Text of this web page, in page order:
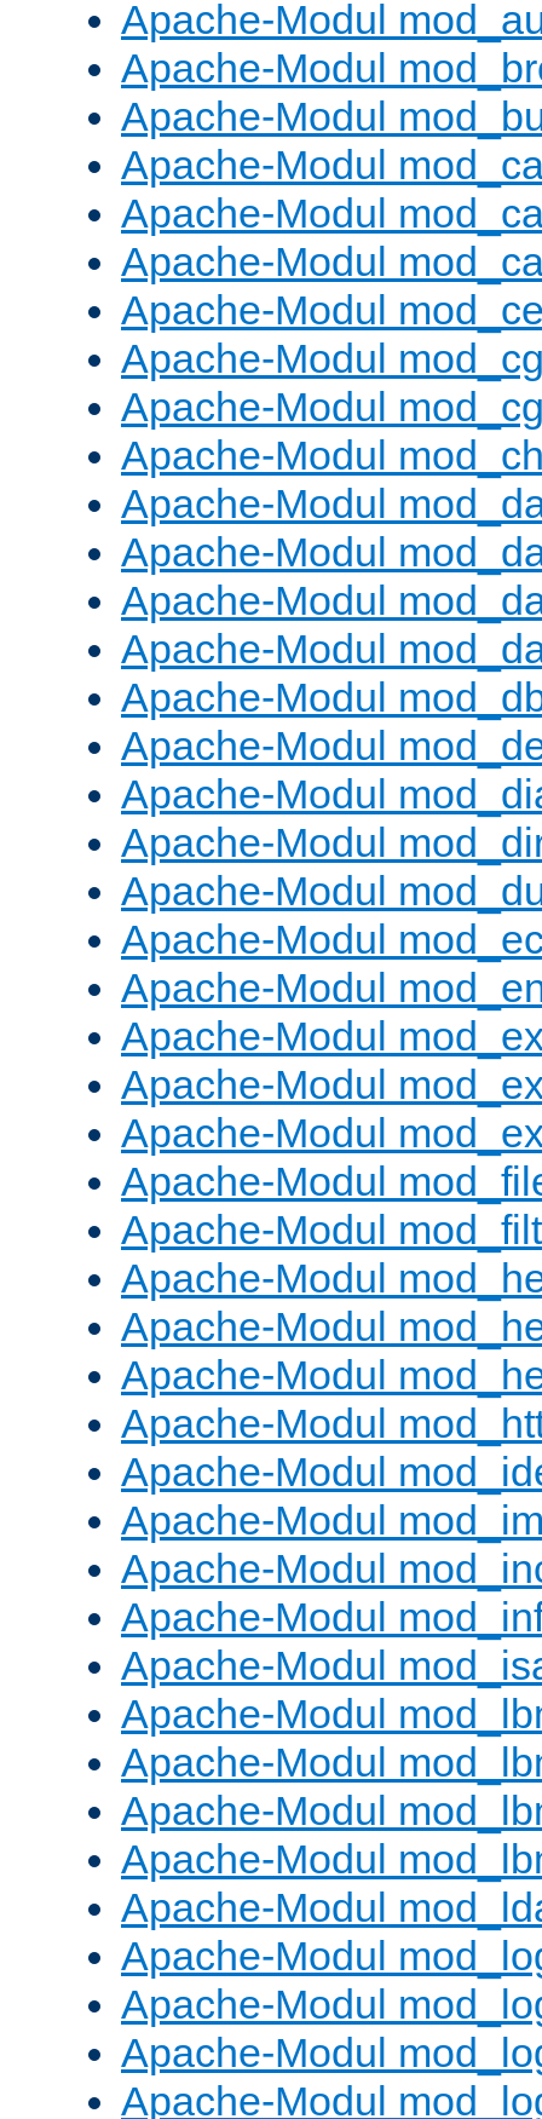
Apache-Modul
Apache-Modul
Apache-Modul
Apache-Modul
Apache-Modul
Apache-Modul
Apache-Modul
Apache-Modul
Apache-Modul
Apache-Modul
Apache-Modul
Apache-Modul
Apache-Modul
Apache-Modul
Apache-Modul
Apache-Modul
Apache-Modul
Apache-Modul
Apache-Modul
Apache-Modul
Apache-Modul
Apache-Modul
Apache-Modul
Apache-Modul
Apache-Modul
Apache-Modul
Apache-Modul
Apache-Modul
Apache-Modul
Apache-Modul
Apache-Modul
Apache-Modul
Apache-Modul
Apache-Modul
Apache-Modul
Apache-Modul
Apache-Modul
Apache-Modul
Apache-Modul
Apache-Modul
Apache-Modul
Apache-Modul
Apache-Modul
Apache-Modul